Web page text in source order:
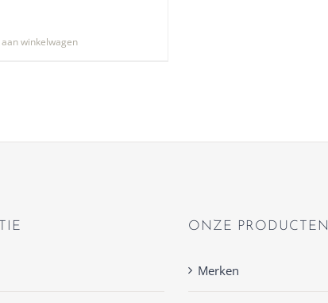
winkelwagen
ONZE PRODUCTEN
Merken